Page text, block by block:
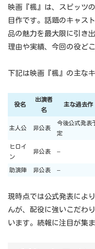
映画『楓』は、スピッツ
目作です。話題のキャス
品の魅力を最大限に引き
理由や実績、今回の役ど
下記は映画『楓』の主な
役名
出演者
名
主な過去作
主人公 非公表
今後公式発表
定
ヒロイ
ン
非公表 –
助演陣 非公表 –
現時点では公式発表によ
んが、配役に強いこだわ
います。続報に注目が集